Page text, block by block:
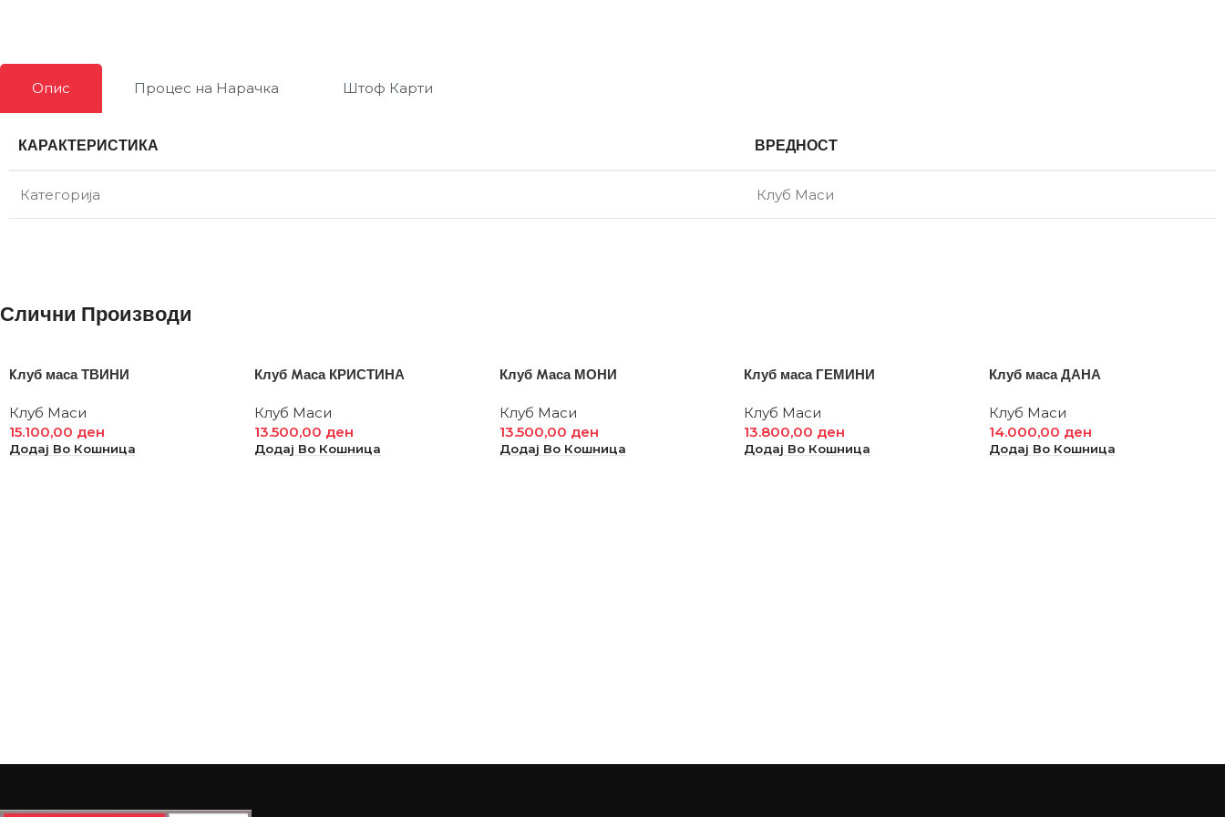
Опис Процес на Нарачка Штоф Карти
КАРАКТЕРИСТИКА ВРЕДНОСТ
Категорија Клуб Маси
Слични Производи
Kлуб маса ТВИНИ
Клуб Маси
15.100,00 ден
Додај Во Кошница
Клуб Mаса КРИСТИНА
Клуб Маси
13.500,00 ден
Додај Во Кошница
Клуб Mаса МОНИ
Клуб Маси
13.500,00 ден
Додај Во Кошница
Клуб маса ГЕМИНИ
Клуб Маси
13.800,00 ден
Додај Во Кошница
Клуб маса ДАНА
Клуб Маси
14.000,00 ден
Додај Во Кошница